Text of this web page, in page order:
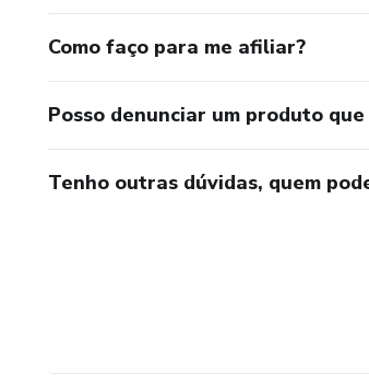
Como faço para me afiliar?
Posso denunciar um produto
Tenho outras dúvidas, quem